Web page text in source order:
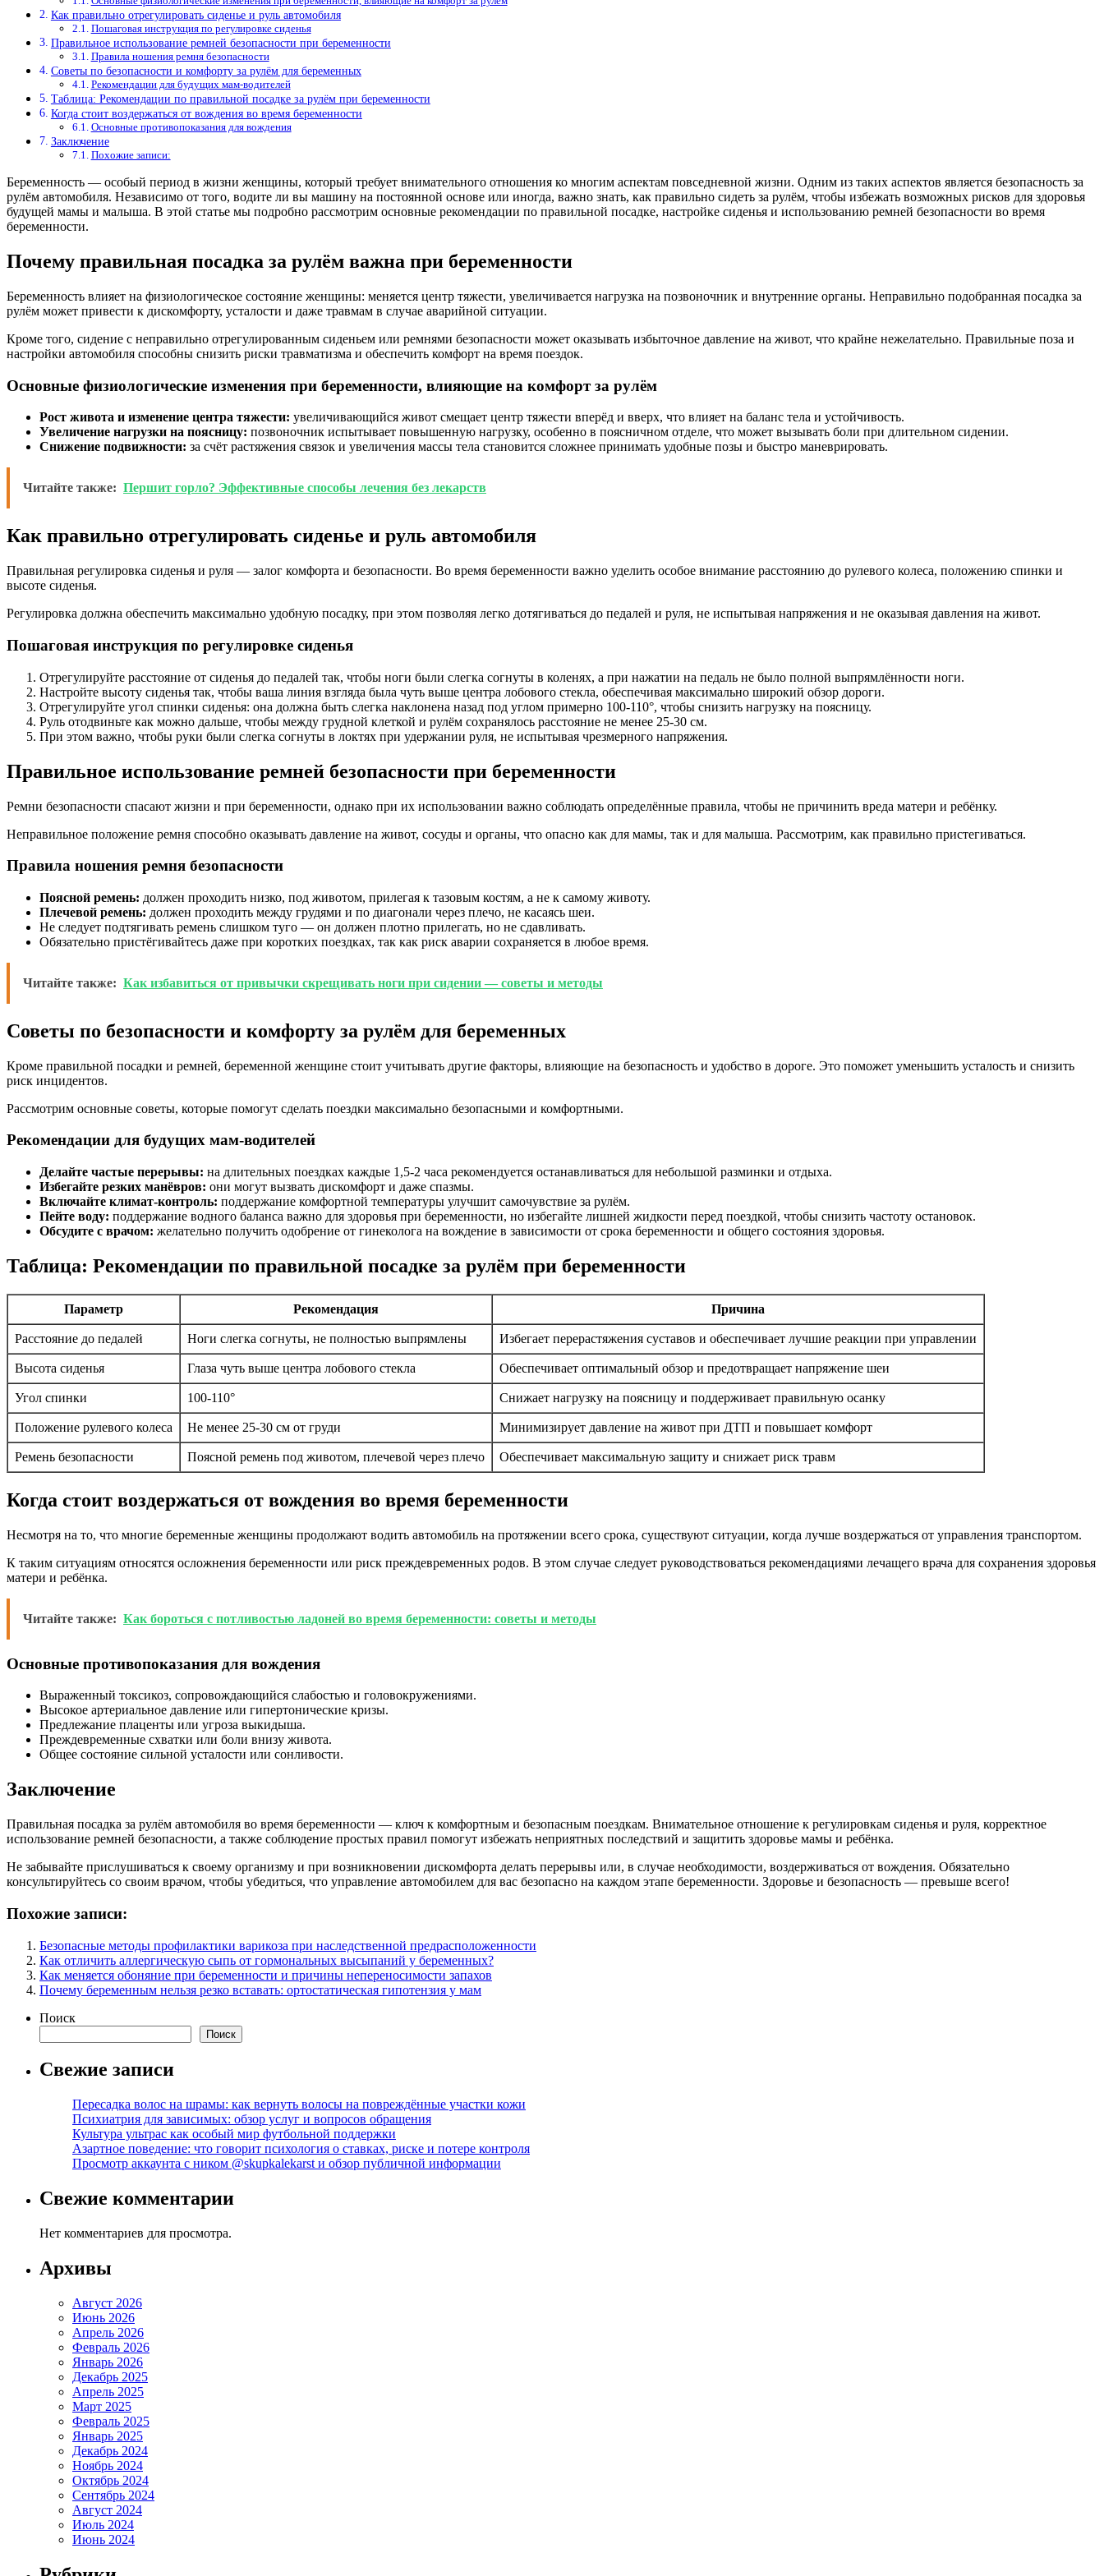
Как правильно отрегулировать сиденье и руль автомобиля
Пошаговая инструкция по регулировке сиденья
Правильное использование ремней безопасности при беременности
Правила ношения ремня безопасности
Советы по безопасности и комфорту за рулём для беременных
Рекомендации для будущих мам-водителей
Таблица: Рекомендации по правильной посадке за рулём при беременности
Когда стоит воздержаться от вождения во время беременности
Основные противопоказания для вождения
Заключение
Похожие записи:
Беременность — особый период в жизни женщины, который требует внимательного отношения ко многим аспектам повседневной жизни. Одним из таких аспектов является безопасность за
рулём автомобиля. Независимо от того, водите ли вы машину на постоянной основе или иногда, важно знать, как правильно сидеть за рулём, чтобы избежать возможных рисков для здоровья
будущей мамы и малыша. В этой статье мы подробно рассмотрим основные рекомендации по правильной посадке, настройке сиденья и использованию ремней безопасности во время
беременности.
Почему правильная посадка за рулём важна при беременности
Беременность влияет на физиологическое состояние женщины: меняется центр тяжести, увеличивается нагрузка на позвоночник и внутренние органы. Неправильно подобранная посадка за
рулём может привести к дискомфорту, усталости и даже травмам в случае аварийной ситуации.
Кроме того, сидение с неправильно отрегулированным сиденьем или ремнями безопасности может оказывать избыточное давление на живот, что крайне нежелательно. Правильные поза и
настройки автомобиля способны снизить риски травматизма и обеспечить комфорт на время поездок.
Основные физиологические изменения при беременности, влияющие на комфорт за рулём
Рост живота и изменение центра тяжести: увеличивающийся живот смещает центр тяжести вперёд и вверх, что влияет на баланс тела и устойчивость.
Увеличение нагрузки на поясницу: позвоночник испытывает повышенную нагрузку, особенно в поясничном отделе, что может вызывать боли при длительном сидении.
Снижение подвижности: за счёт растяжения связок и увеличения массы тела становится сложнее принимать удобные позы и быстро маневрировать.
Читайте также: Першит горло? Эффективные способы лечения без лекарств
Как правильно отрегулировать сиденье и руль автомобиля
Правильная регулировка сиденья и руля — залог комфорта и безопасности. Во время беременности важно уделить особое внимание расстоянию до рулевого колеса, положению спинки и
высоте сиденья.
Регулировка должна обеспечить максимально удобную посадку, при этом позволяя легко дотягиваться до педалей и руля, не испытывая напряжения и не оказывая давления на живот.
Пошаговая инструкция по регулировке сиденья
Отрегулируйте расстояние от сиденья до педалей так, чтобы ноги были слегка согнуты в коленях, а при нажатии на педаль не было полной выпрямлённости ноги.
Настройте высоту сиденья так, чтобы ваша линия взгляда была чуть выше центра лобового стекла, обеспечивая максимально широкий обзор дороги.
Отрегулируйте угол спинки сиденья: она должна быть слегка наклонена назад под углом примерно 100-110°, чтобы снизить нагрузку на поясницу.
Руль отодвиньте как можно дальше, чтобы между грудной клеткой и рулём сохранялось расстояние не менее 25-30 см.
При этом важно, чтобы руки были слегка согнуты в локтях при удержании руля, не испытывая чрезмерного напряжения.
Правильное использование ремней безопасности при беременности
Ремни безопасности спасают жизни и при беременности, однако при их использовании важно соблюдать определённые правила, чтобы не причинить вреда матери и ребёнку.
Неправильное положение ремня способно оказывать давление на живот, сосуды и органы, что опасно как для мамы, так и для малыша. Рассмотрим, как правильно пристегиваться.
Правила ношения ремня безопасности
Поясной ремень: должен проходить низко, под животом, прилегая к тазовым костям, а не к самому животу.
Плечевой ремень: должен проходить между грудями и по диагонали через плечо, не касаясь шеи.
Не следует подтягивать ремень слишком туго — он должен плотно прилегать, но не сдавливать.
Обязательно пристёгивайтесь даже при коротких поездках, так как риск аварии сохраняется в любое время.
Читайте также: Как избавиться от привычки скрещивать ноги при сидении — советы и методы
Советы по безопасности и комфорту за рулём для беременных
Кроме правильной посадки и ремней, беременной женщине стоит учитывать другие факторы, влияющие на безопасность и удобство в дороге. Это поможет уменьшить усталость и снизить
риск инцидентов.
Рассмотрим основные советы, которые помогут сделать поездки максимально безопасными и комфортными.
Рекомендации для будущих мам-водителей
Делайте частые перерывы: на длительных поездках каждые 1,5-2 часа рекомендуется останавливаться для небольшой разминки и отдыха.
Избегайте резких манёвров: они могут вызвать дискомфорт и даже спазмы.
Включайте климат-контроль: поддержание комфортной температуры улучшит самочувствие за рулём.
Пейте воду: поддержание водного баланса важно для здоровья при беременности, но избегайте лишней жидкости перед поездкой, чтобы снизить частоту остановок.
Обсудите с врачом: желательно получить одобрение от гинеколога на вождение в зависимости от срока беременности и общего состояния здоровья.
Таблица: Рекомендации по правильной посадке за рулём при беременности
Параметр Рекомендация Причина
Расстояние до педалей Ноги слегка согнуты, не полностью выпрямлены Избегает перерастяжения суставов и обеспечивает лучшие реакции при управлении
Высота сиденья Глаза чуть выше центра лобового стекла Обеспечивает оптимальный обзор и предотвращает напряжение шеи
Угол спинки 100-110° Снижает нагрузку на поясницу и поддерживает правильную осанку
Положение рулевого колеса Не менее 25-30 см от груди Минимизирует давление на живот при ДТП и повышает комфорт
Ремень безопасности Поясной ремень под животом, плечевой через плечо Обеспечивает максимальную защиту и снижает риск травм
Когда стоит воздержаться от вождения во время беременности
Несмотря на то, что многие беременные женщины продолжают водить автомобиль на протяжении всего срока, существуют ситуации, когда лучше воздержаться от управления транспортом.
К таким ситуациям относятся осложнения беременности или риск преждевременных родов. В этом случае следует руководствоваться рекомендациями лечащего врача для сохранения здоровья
матери и ребёнка.
Читайте также: Как бороться с потливостью ладоней во время беременности: советы и методы
Основные противопоказания для вождения
Выраженный токсикоз, сопровождающийся слабостью и головокружениями.
Высокое артериальное давление или гипертонические кризы.
Предлежание плаценты или угроза выкидыша.
Преждевременные схватки или боли внизу живота.
Общее состояние сильной усталости или сонливости.
Заключение
Правильная посадка за рулём автомобиля во время беременности — ключ к комфортным и безопасным поездкам. Внимательное отношение к регулировкам сиденья и руля, корректное
использование ремней безопасности, а также соблюдение простых правил помогут избежать неприятных последствий и защитить здоровье мамы и ребёнка.
Не забывайте прислушиваться к своему организму и при возникновении дискомфорта делать перерывы или, в случае необходимости, воздерживаться от вождения. Обязательно
консультируйтесь со своим врачом, чтобы убедиться, что управление автомобилем для вас безопасно на каждом этапе беременности. Здоровье и безопасность — превыше всего!
Похожие записи:
Безопасные методы профилактики варикоза при наследственной предрасположенности
Как отличить аллергическую сыпь от гормональных высыпаний у беременных?
Как меняется обоняние при беременности и причины непереносимости запахов
Почему беременным нельзя резко вставать: ортостатическая гипотензия у мам
Поиск
Поиск
Свежие записи
Пересадка волос на шрамы: как вернуть волосы на повреждённые участки кожи
Психиатрия для зависимых: обзор услуг и вопросов обращения
Культура ультрас как особый мир футбольной поддержки
Азартное поведение: что говорит психология о ставках, риске и потере контроля
Просмотр аккаунта с ником @skupkalekarst и обзор публичной информации
Свежие комментарии
Нет комментариев для просмотра.
Архивы
Август 2026
Июнь 2026
Апрель 2026
Февраль 2026
Январь 2026
Декабрь 2025
Апрель 2025
Март 2025
Февраль 2025
Январь 2025
Декабрь 2024
Ноябрь 2024
Октябрь 2024
Сентябрь 2024
Август 2024
Июль 2024
Июнь 2024